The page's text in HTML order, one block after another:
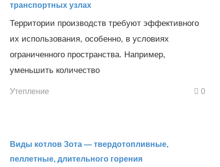
транспортных узлах
Территории производств требуют эффективного
их использования, особенно, в условиях
ограниченного пространства. Например,
уменьшить количество
Утепление 0
Виды котлов Зота — твердотопливные,
пеллетные, длительного горения